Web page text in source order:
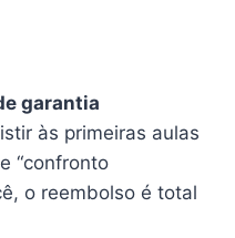
garantia
às primeiras aulas
“confronto
o reembolso é total